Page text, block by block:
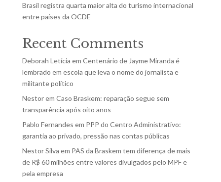
Brasil registra quarta maior alta do turismo internacional
entre países da OCDE
Recent Comments
Deborah Letícia em Centenário de Jayme Miranda é
lembrado em escola que leva o nome do jornalista e
militante político
Nestorem Caso Braskem: reparação segue sem
transparência após oito anos
Pablo Fernandes em PPP do Centro Administrativo:
garantia ao privado, pressão nas contas públicas
Nestor Silva em PAS da Braskem tem diferença de mais
de R$ 60 milhões entre valores divulgados pelo MPF e
pela empresa